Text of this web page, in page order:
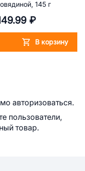
145 г
₽
В корзину
авторизоваться.
пользователи,
товар.